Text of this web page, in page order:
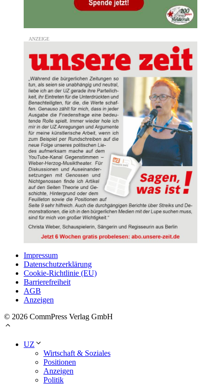
Impressum
Datenschutzerklärung
Cookie-Richtlinie (EU)
Barrierefreiheit
AGB
Anzeigen
© 2026 CommPress Verlag GmbH
UZ
Wirtschaft & Soziales
Positionen
Anzeigen
Politik